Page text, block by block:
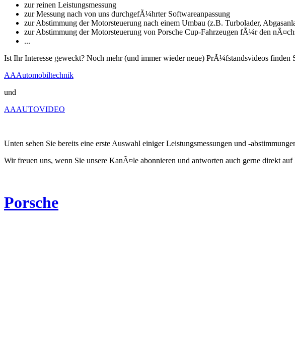
zur reinen Leistungsmessung
zur Messung nach von uns durchgefÃ¼hrter Softwareanpassung
zur Abstimmung der Motorsteuerung nach einem Umbau (z.B. Turbolader,
zur Abstimmung der Motorsteuerung von Porsche Cup-Fahrzeugen fÃ¼r den
...
Ist Ihr Interesse geweckt? Noch mehr (und immer wieder neue) PrÃ¼fstandsvideos finden
AAAutomobiltechnik
und
AAAUTOVIDEO
Unten sehen Sie bereits eine erste Auswahl einiger Leistungsmessungen und -
Wir freuen uns, wenn Sie unsere KanÃ¤le abonnieren und antworten auch gerne direkt
Porsche